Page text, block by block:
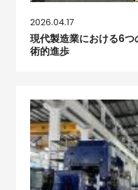
2026.04.17
現代製造業における6
術的進歩